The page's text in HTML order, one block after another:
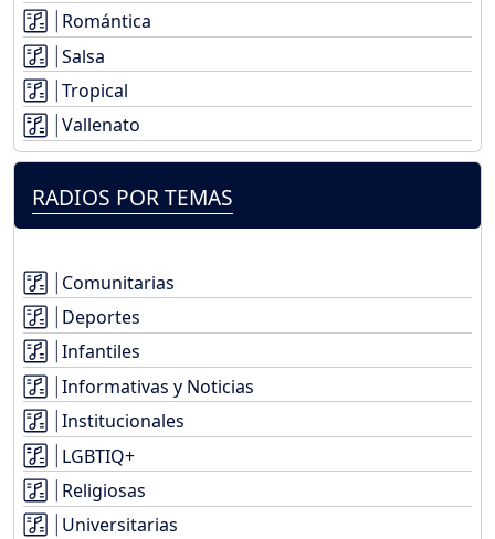
Romántica
Salsa
Tropical
Vallenato
RADIOS POR TEMAS
Comunitarias
Deportes
Infantiles
Informativas y Noticias
Institucionales
LGBTIQ+
Religiosas
Universitarias